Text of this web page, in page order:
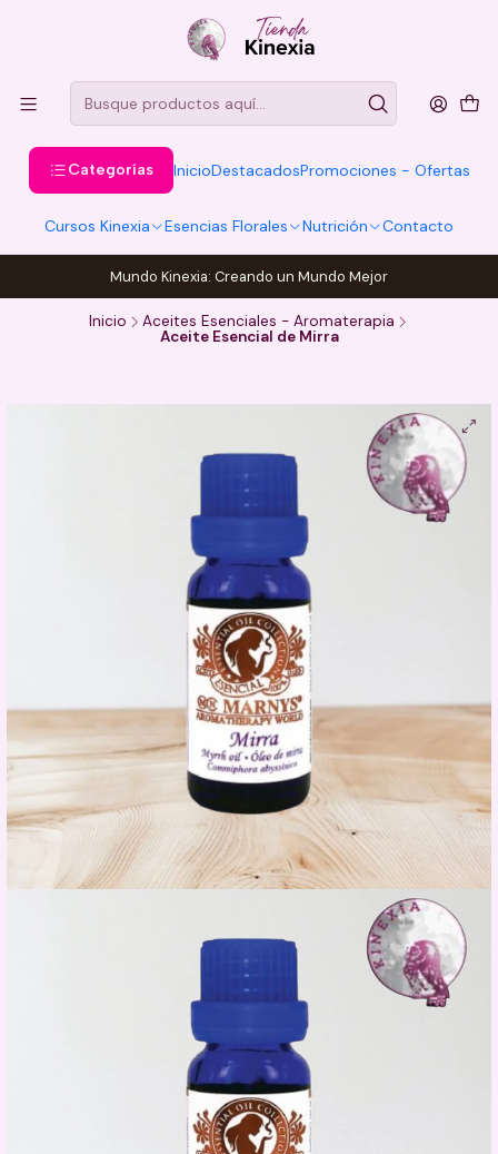
Categorías InicioDestacadosPromociones - Ofertas
Cursos Kinexia Esencias Florales Nutrición Contacto
Mundo Kinexia: Creando un Mundo Mejor
Inicio
Aceites Esenciales - Aromaterapia
Aceite Esencial de Mirra